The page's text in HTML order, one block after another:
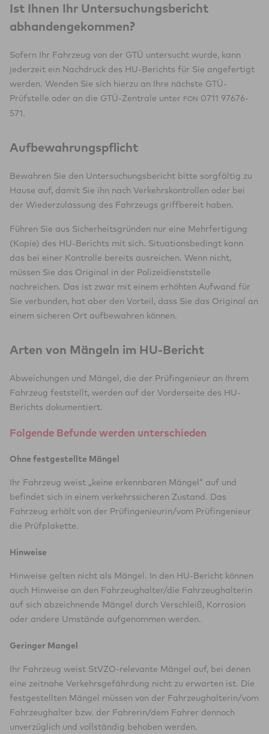
Ist Ihnen Ihr Untersuchungsbericht
abhandengekommen?
Sofern Ihr Fahrzeug von der GTÜ untersucht wurde, kann
jederzeit ein Nachdruck des HU-Berichts für Sie angefertigt
werden. Wenden Sie sich hierzu an Ihre nächste GTÜ-
Prüfstelle oder an die GTÜ-Zentrale unter FON 0711 97676-
571.
Aufbewahrungspflicht
Bewahren Sie den Untersuchungsbericht bitte sorgfältig zu
Hause auf, damit Sie ihn nach Verkehrskontrollen oder bei
der Wiederzulassung des Fahrzeugs griffbereit haben.
Führen Sie aus Sicherheitsgründen nur eine Mehrfertigung
(Kopie) des HU-Berichts mit sich. Situationsbedingt kann
das bei einer Kontrolle bereits ausreichen. Wenn nicht,
müssen Sie das Original in der Polizeidienststelle
nachreichen. Das ist zwar mit einem erhöhten Aufwand für
Sie verbunden, hat aber den Vorteil, dass Sie das Original an
einem sicheren Ort aufbewahren können.
Arten von Mängeln im HU-Bericht
Abweichungen und Mängel, die der Prüfingenieur an Ihrem
Fahrzeug feststellt, werden auf der Vorderseite des HU-
Berichts dokumentiert.
Folgende Befunde werden unterschieden
Ohne festgestellte Mängel
Ihr Fahrzeug weist „keine erkennbaren Mängel“ auf und
befindet sich in einem verkehrssicheren Zustand. Das
Fahrzeug erhält von der Prüfingenieurin/vom Prüfingenieur
die Prüfplakette.
Hinweise
Hinweise gelten nicht als Mängel. In den HU-Bericht können
auch Hinweise an den Fahrzeughalter/die Fahrzeughalterin
auf sich abzeichnende Mängel durch Verschleiß, Korrosion
oder andere Umstände aufgenommen werden.
Geringer Mangel
Ihr Fahrzeug weist StVZO-relevante Mängel auf, bei denen
eine zeitnahe Verkehrsgefährdung nicht zu erwarten ist. Die
festgestellten Mängel müssen von der Fahrzeughalterin/vom
Fahrzeughalter bzw. der Fahrerin/dem Fahrer dennoch
unverzüglich und vollständig behoben werden.